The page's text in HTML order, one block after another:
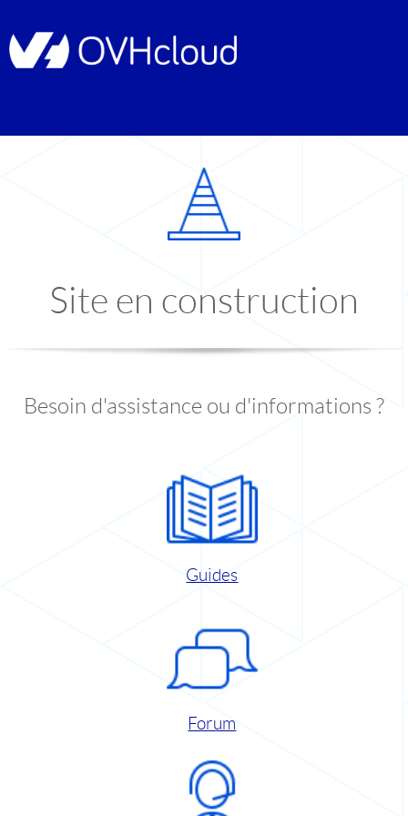
Site en construction
Besoin d'assistance ou d'informations ?
Guides
Forum